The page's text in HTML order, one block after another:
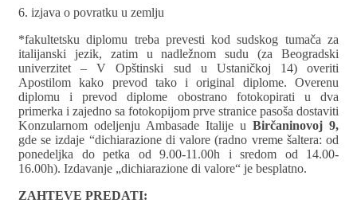
6. izjava o povratku u zemlju
*fakultetsku diplomu treba prevesti kod sudskog tumača za
italijanski jezik, zatim u nadležnom sudu (za Beogradski
univerzitet – V Opštinski sud u Ustaničkoj 14) overiti
Apostilom kako prevod tako i original diplome. Overenu
diplomu i prevod diplome obostrano fotokopirati u dva
primerka i zajedno sa fotokopijom prve stranice pasoša dostaviti
Konzularnom odeljenju Ambasade Italije u Birčaninovoj 9,
gde se izdaje “dichiarazione di valore (radno vreme šaltera: od
ponedeljka do petka od 9.00-11.00h i sredom od 14.00-
16.00h). Izdavanje „dichiarazione di valore“ je besplatno.
ZAHTEVE PREDATI: